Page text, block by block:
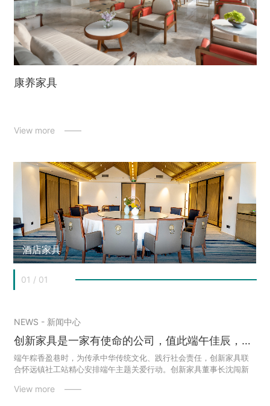
康养家具
View more ——
酒店家具
01 / 01
NEWS - 新闻中心
创新家具是一家有使命的公司，值此端午佳辰，携赤诚心意恭祝全国人民：粽香裹住安康岁月，艾草拂动顺遂时光，每一份对生活的热忱皆如家具榫卯般扎实落地，每一个心头愿景都似精工设计般圆满成型。端午安康，愿您与美好撞个满怀，所念皆成！
端午粽香盈巷时，为传承中华传统文化、践行社会责任，创新家具联
合怀远镇社工站精心安排端午主题关爱行动。创新家具董事长沈闯新
鑫，及社工团队、志愿者一同为特殊困难儿童和低保失能人员送上节
View more ——